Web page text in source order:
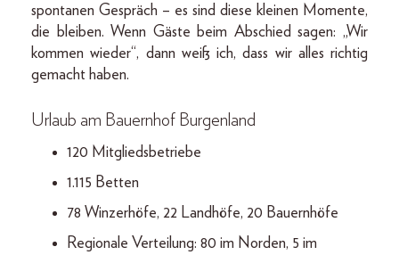
spontanen Gespräch – es sind diese kleinen Momente,
die bleiben. Wenn Gäste beim Abschied sagen: „Wir
kommen wieder“, dann weiß ich, dass wir alles richtig
gemacht haben.
Urlaub am Bauern­hof Burgenland
120 Mitgliedsbetriebe
1.115 Betten
78 Winzerhöfe, 22 Landhöfe, 20 Bauernhöfe
Regionale Verteilung: 80 im Norden, 5 im